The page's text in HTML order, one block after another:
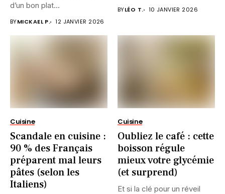
d’un bon plat...
BYMICKAEL P. 12 JANVIER 2026
BYLÉO T. 10 JANVIER 2026
Cuisine
Scandale en cuisine :
90 % des Français
préparent mal leurs
pâtes (selon les
Italiens)
Cuisine
Oubliez le café : cette
boisson régule
mieux votre glycémie
(et surprend)
Et si la clé pour un réveil